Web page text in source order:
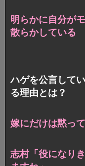
明らかに自分が
散らかしている
ハゲを公言して
る理由とは？
嫁にだけは黙っ
志村「役になり